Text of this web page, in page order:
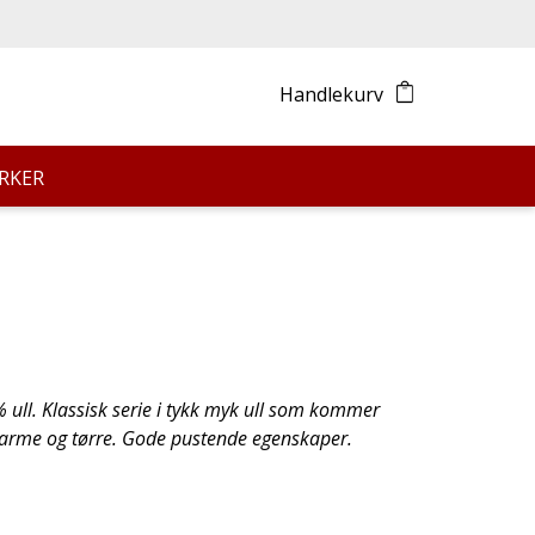
Handlekurv
ull. Klassisk serie i tykk myk ull som kommer
og tørre. Gode pustende egenskaper.